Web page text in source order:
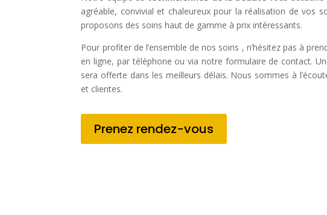
agréable, convivial et chaleureux pour la réalisation de vos
proposons des soins haut de gamme à prix intéressants.
Pour profiter de l’ensemble de nos soins , n’hésitez pas à
en ligne, par téléphone ou via notre formulaire de contact.
sera offerte dans les meilleurs délais. Nous sommes à
et clientes.
Prenez rendez-vous